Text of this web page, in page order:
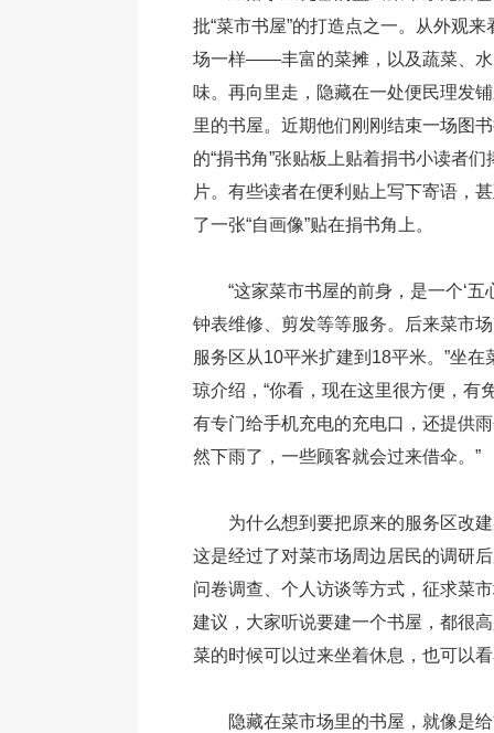
批“菜市书屋”的打造点之一。从外观
场一样——丰富的菜摊，以及蔬菜、
味。再向里走，隐藏在一处便民理发
里的书屋。近期他们刚刚结束一场图
的“捐书角”张贴板上贴着捐书小读者们
片。有些读者在便利贴上写下寄语，
了一张“自画像”贴在捐书角上。
“这家菜市书屋的前身，是一个‘五
钟表维修、剪发等等服务。后来菜市
服务区从10平米扩建到18平米。”坐在
琼介绍，“你看，现在这里很方便，有
有专门给手机充电的充电口，还提供
然下雨了，一些顾客就会过来借伞。”
为什么想到要把原来的服务区改
这是经过了对菜市场周边居民的调研
问卷调查、个人访谈等方式，征求菜
建议，大家听说要建一个书屋，都很
菜的时候可以过来坐着休息，也可以看
隐藏在菜市场里的书屋，就像是